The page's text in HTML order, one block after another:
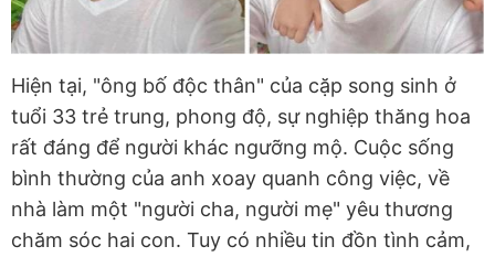
Hiện tại, "ông bố độc thân" của cặp song sinh ở
tuổi 33 trẻ trung, phong độ, sự nghiệp thăng hoa
rất đáng để người khác ngưỡng mộ. Cuộc sống
bình thường của anh xoay quanh công việc, về
nhà làm một "người cha, người mẹ" yêu thương
chăm sóc hai con. Tuy có nhiều tin đồn tình cảm,